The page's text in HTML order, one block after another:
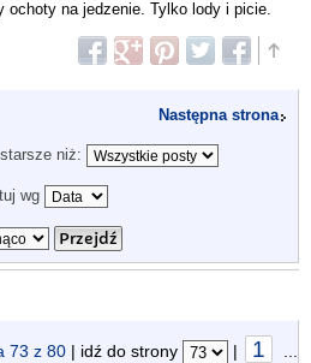
na jedzenie. Tylko lody i picie.
Następna strona
niż:
wg
73 z 80 | idź do strony | 1